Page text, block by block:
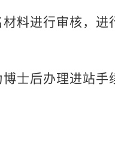
料进行审核，进
士后办理进站手